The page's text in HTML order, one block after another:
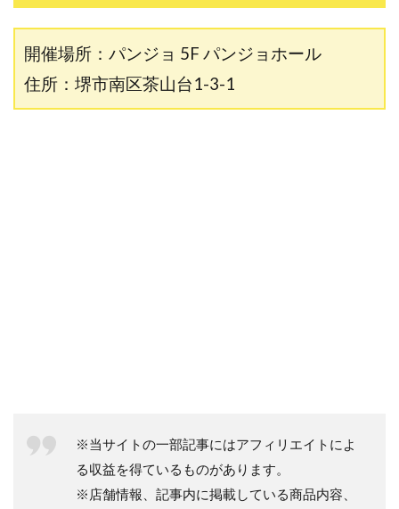
開催場所：パンジョ 5F パンジョホール
住所：堺市南区茶山台1-3-1
※当サイトの一部記事にはアフィリエイトによ
る収益を得ているものがあります。
※店舗情報、記事内に掲載している商品内容、